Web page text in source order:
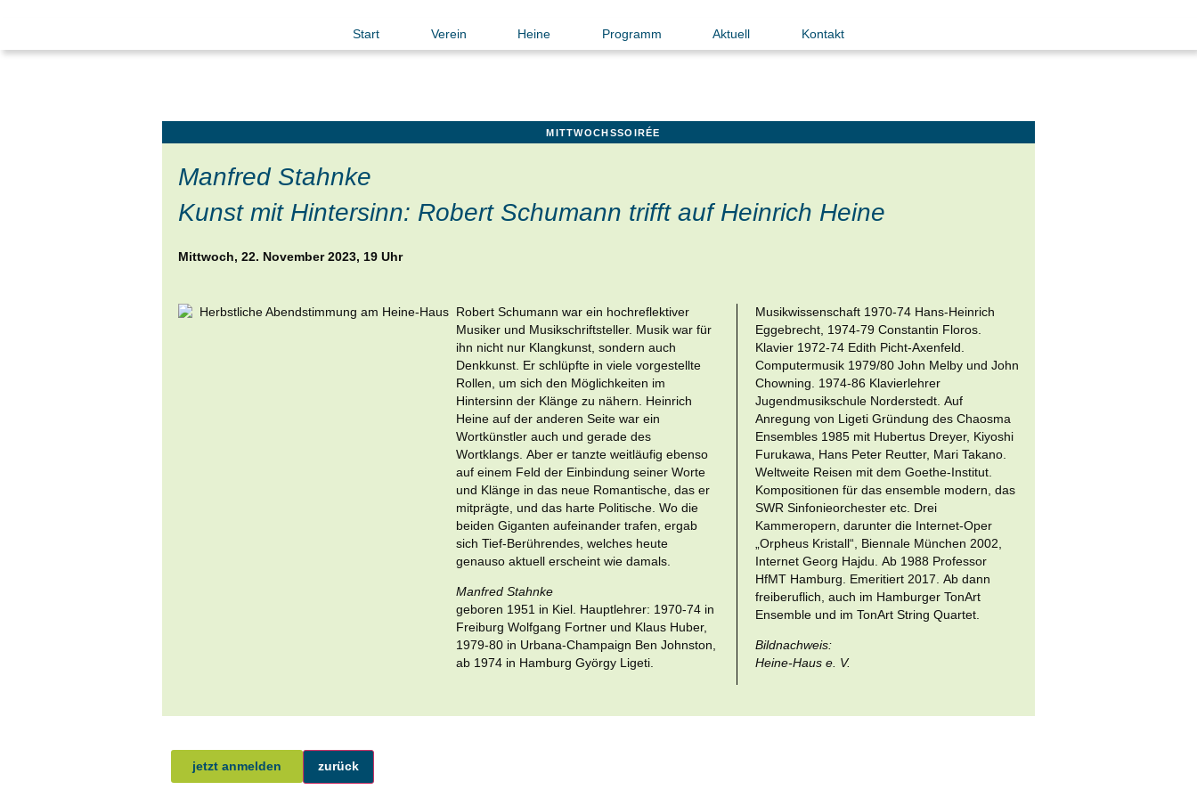
Start Verein Heine Programm Aktuell Kontakt
MITTWOCHSSOIRÉE
Manfred Stahnke
Kunst mit Hintersinn: Robert Schumann trifft auf Heinrich Heine
Mittwoch, 22. November 2023, 19 Uhr
Robert Schumann war ein hochreflektiver
Musiker und Musikschriftsteller. Musik war für
ihn nicht nur Klangkunst, sondern auch
Denkkunst. Er schlüpfte in viele vorgestellte
Rollen, um sich den Möglichkeiten im
Hintersinn der Klänge zu nähern. Heinrich
Heine auf der anderen Seite war ein
Wortkünstler auch und gerade des
Wortklangs. Aber er tanzte weitläufig ebenso
auf einem Feld der Einbindung seiner Worte
und Klänge in das neue Romantische, das er
mitprägte, und das harte Politische. Wo die
beiden Giganten aufeinander trafen, ergab
sich Tief-Berührendes, welches heute
genauso aktuell erscheint wie damals.
Manfred Stahnke
geboren 1951 in Kiel. Hauptlehrer: 1970-74 in
Freiburg Wolfgang Fortner und Klaus Huber,
1979-80 in Urbana-Champaign Ben Johnston,
ab 1974 in Hamburg György Ligeti.
Musikwissenschaft 1970-74 Hans-Heinrich
Eggebrecht, 1974-79 Constantin Floros.
Klavier 1972-74 Edith Picht-Axenfeld.
Computermusik 1979/80 John Melby und John
Chowning. 1974-86 Klavierlehrer
Jugendmusikschule Norderstedt. Auf
Anregung von Ligeti Gründung des Chaosma
Ensembles 1985 mit Hubertus Dreyer, Kiyoshi
Furukawa, Hans Peter Reutter, Mari Takano.
Weltweite Reisen mit dem Goethe-Institut.
Kompositionen für das ensemble modern, das
SWR Sinfonieorchester etc. Drei
Kammeropern, darunter die Internet-Oper
„Orpheus Kristall“, Biennale München 2002,
Internet Georg Hajdu. Ab 1988 Professor
HfMT Hamburg. Emeritiert 2017. Ab dann
freiberuflich, auch im Hamburger TonArt
Ensemble und im TonArt String Quartet.
Bildnachweis:
Heine-Haus e. V.
jetzt anmelden zurück